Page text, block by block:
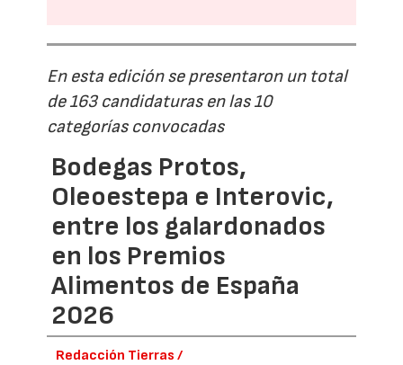
En esta edición se presentaron un total
de 163 candidaturas en las 10
categorías convocadas
Bodegas Protos,
Oleoestepa e Interovic,
entre los galardonados
en los Premios
Alimentos de España
2026
Redacción Tierras /